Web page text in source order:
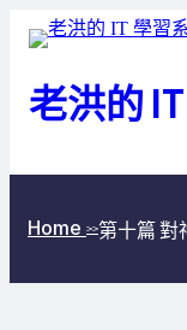
老洪的
Home >>第十篇 對